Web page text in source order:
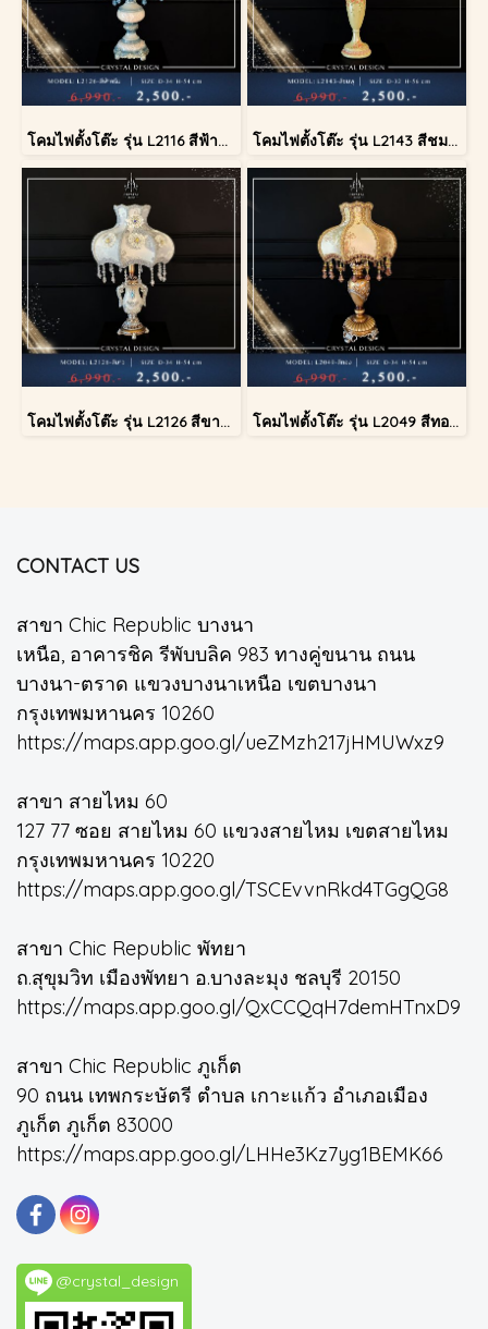
โคมไฟตั้งโต๊ะ รุ่น L2116 สีฟ้าครีม (ตั้งโต๊ะ) โคมไฟตั้งโต๊ะ รุ่น L2143 สีชมพู (ตั้งโต๊ะ)
โคมไฟตั้งโต๊ะ รุ่น L2126 สีขาว (ตั้งโต๊ะ) โคมไฟตั้งโต๊ะ รุ่น L2049 สีทอง (ตั้งโต๊ะ)
CONTACT US
สาขา Chic Republic บางนา
เหนือ, อาคารชิค รีพับบลิค 983 ทางคู่ขนาน ถนน
บางนา-ตราด แขวงบางนาเหนือ เขตบางนา
กรุงเทพมหานคร 10260
https://maps.app.goo.gl/ueZMzh217jHMUWxz9
สาขา สายไหม 60
127 77 ซอย สายไหม 60 แขวงสายไหม เขตสายไหม
กรุงเทพมหานคร 10220
https://maps.app.goo.gl/TSCEvvnRkd4TGgQG8
สาขา Chic Republic พัทยา
ถ.สุขุมวิท เมืองพัทยา อ.บางละมุง ชลบุรี 20150
https://maps.app.goo.gl/QxCCQqH7demHTnxD9
สาขา Chic Republic ภูเก็ต
90 ถนน เทพกระษัตรี ตำบล เกาะแก้ว อำเภอเมือง
ภูเก็ต ภูเก็ต 83000
https://maps.app.goo.gl/LHHe3Kz7yg1BEMK66
@crystal_design